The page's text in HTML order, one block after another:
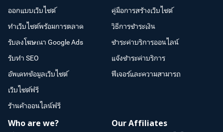
ออกแบบเว็บไซต์
ทำเว็บไซต์พร้อมการตลาด
รับลงโฆษณา Google Ads
รับทำ SEO
อัพเดทข้อมูลเว็บไซต์
เว็บไซต์ฟรี
ร้านค้าออนไลน์ฟรี
คู่มือการสร้างเว็บไซต์
วิธีการชำระเงิน
ชำระค่าบริการออนไลน์
แจ้งชำระค่าบริการ
ฟีเจอร์และความสามารถ
Who are we? Our Affiliates